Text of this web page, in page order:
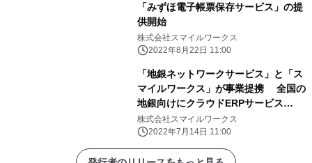
「みずほ電子帳票保存サービス」の提
供開始
株式会社スマイルワークス
2022年8月22日 11:00
「地銀ネットワークサービス」と「ス
マイルワークス」が事業提携 全国の
地銀向けにクラウドERPサービス
「SmileWorks」を提供！
株式会社スマイルワークス
2022年7月14日 11:00